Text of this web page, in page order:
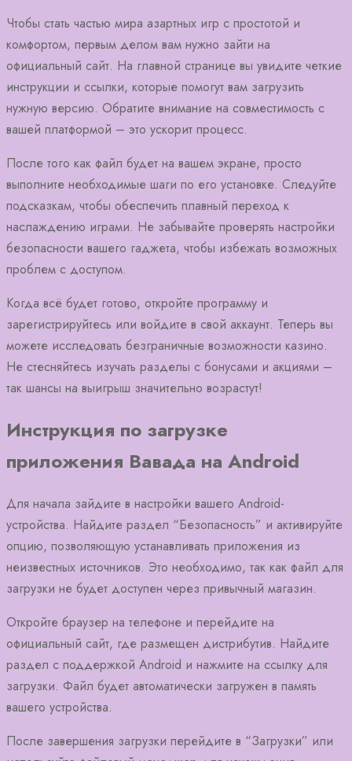
Чтобы стать частью мира азартных игр с простотой и
комфортом, первым делом вам нужно зайти на
официальный сайт. На главной странице вы увидите четкие
инструкции и ссылки, которые помогут вам загрузить
нужную версию. Обратите внимание на совместимость с
вашей платформой – это ускорит процесс.
После того как файл будет на вашем экране, просто
выполните необходимые шаги по его установке. Следуйте
подсказкам, чтобы обеспечить плавный переход к
наслаждению играми. Не забывайте проверять настройки
безопасности вашего гаджета, чтобы избежать возможных
проблем с доступом.
Когда всё будет готово, откройте программу и
зарегистрируйтесь или войдите в свой аккаунт. Теперь вы
можете исследовать безграничные возможности казино.
Не стесняйтесь изучать разделы с бонусами и акциями –
так шансы на выигрыш значительно возрастут!
Инструкция по загрузке
приложения Вавада на Android
Для начала зайдите в настройки вашего Android-
устройства. Найдите раздел “Безопасность” и активируйте
опцию, позволяющую устанавливать приложения из
неизвестных источников. Это необходимо, так как файл для
загрузки не будет доступен через привычный магазин.
Откройте браузер на телефоне и перейдите на
официальный сайт, где размещен дистрибутив. Найдите
раздел с поддержкой Android и нажмите на ссылку для
загрузки. Файл будет автоматически загружен в память
вашего устройства.
После завершения загрузки перейдите в “Загрузки” или